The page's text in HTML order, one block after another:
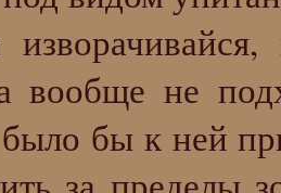
вообще не
бы к ней